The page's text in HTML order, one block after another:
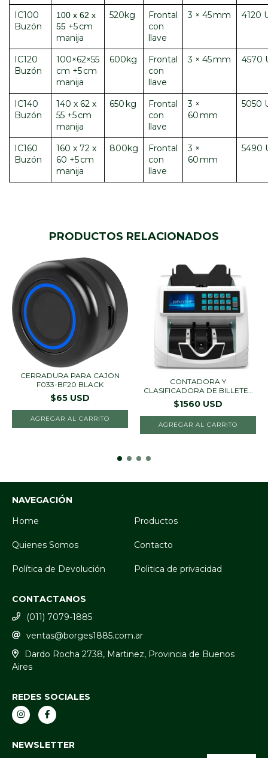
IC100
Buzón
100 x 62 x
55 +5 cm
manija
520kg
Frontal
con
llave
3 × 45 mm 4120
IC120
Buzón
100×62×55
cm +5 cm
manija
600kg
Frontal
con
llave
3 × 45 mm 4570
IC140
Buzón
140 x 62 x
55 +5 cm
manija
650 kg
Frontal
con
llave
3 ×
60 mm
5050
IC160
Buzón
160 x 72 x
60 +5 cm
manija
800kg
Frontal
con
llave
3 ×
60 mm
5490
PRODUCTOS RELACIONADOS
CERRADURA PARA CAJON
F033-BF20 BLACK
$65 USD
AGREGAR AL CARRITO
CONTADORA Y
CLASIFICADORA DE BILLETES
C1...
$1560 USD
AGREGAR AL CARRITO
NAVEGACIÓN
Home
Productos
Quienes Somos Contacto
Política de Devolución Politica de privacidad
CONTACTANOS
(011) 7079-1885
ventas@borges1885.com.ar
Dardo Rocha 2738, Martinez, Provincia de Buenos
Aires
REDES SOCIALES
NEWSLETTER